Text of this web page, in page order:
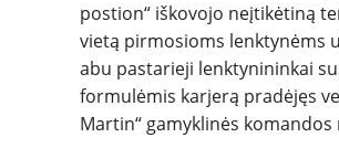
postion“ iškovojo neįtikėtiną
vietą pirmosioms lenktynėms
abu pastarieji lenktynininkai
formulėmis karjerą pradėjęs
Martin“ gamyklinės komandos